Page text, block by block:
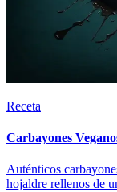
Receta
Carbayones
Auténticos
hojaldre rellenos de